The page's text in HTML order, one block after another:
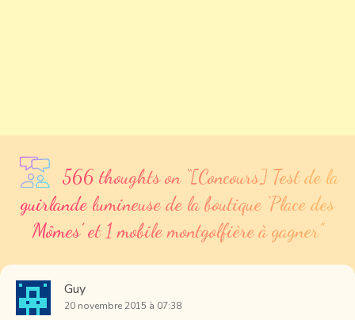
566 thoughts on “[Concours] Test de la
guirlande lumineuse de la boutique ‘Place des
Mômes’ et 1 mobile montgolfière à gagner”
Guy
20 novembre 2015 à 07:38